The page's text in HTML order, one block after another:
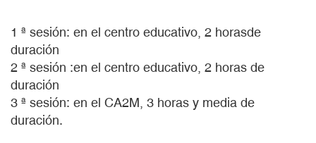
1 ª sesión: en el centro educativo, 2 horasde
duración
2 ª sesión :en el centro educativo, 2 horas de
duración
3 ª sesión: en el CA2M, 3 horas y media de
duración.